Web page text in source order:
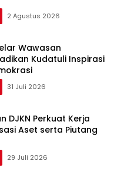
2 Agustus 2026
Wawasan
Kudatuli Inspirasi
31 Juli 2026
DJKN Perkuat Kerja
Aset serta Piutang
29 Juli 2026